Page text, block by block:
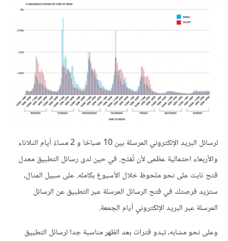
لرسائل البريد الإلكتروني المرسلة بين 10 صباحًا و 2 مساءً أيام الثلاثاء
والأربعاء احتمالية عظمى لأن تُفتَح. في حين لدى رسائل التطبيق معدل
فتح ثابت على نحو ملحوظ خلال الأسبوع بكامله. على سبيل المثال،
ستزيد فرصتك في فتح الرسائل المرسلة عبر التطبيق عن الرسائل
المرسلة عبر البريد الإلكتروني أيام الجمعة.
وعلى نحو مشابه، تبدو فترات بعد الظهر مناسبة جدا لرسائل التطبيق